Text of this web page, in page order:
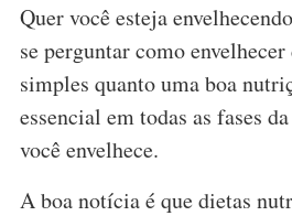
Quer você esteja
se perguntar como
simples quanto uma boa
essencial em todas as fases
você envelhece.
A boa notícia é que dietas